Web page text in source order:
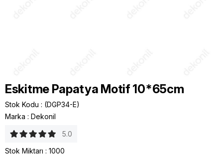
Eskitme Papatya Motif 10*65cm
Stok Kodu
(DGP34-E)
Marka : Dekonil
5.0
Stok Miktarı : 1000